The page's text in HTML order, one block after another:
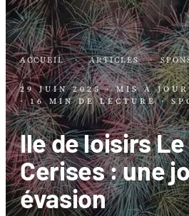
ACCUEIL · ARTICLES ·
29 JUIN 2025 · MIS À
· 16 MIN DE LECTURE ·
Ile de loisirs
Cerises : une
évasion